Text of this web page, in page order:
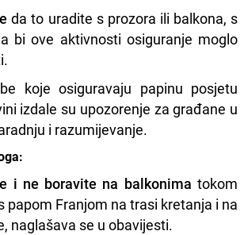
da to uradite s prozora ili balkona, s
bi ove aktivnosti osiguranje moglo
koje osiguravaju papinu posjetu
izdale su upozorenje za građane u
i razumijevanje.
i ne boravite na balkonima tokom
papom Franjom na trasi kretanja i na
naglašava se u obavijesti.